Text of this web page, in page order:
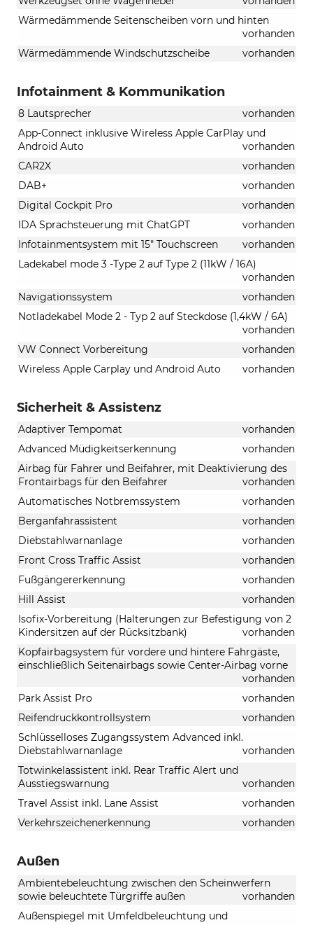
Wärmedämmende Seitenscheiben vorn und hinten
vorhanden
Wärmedämmende Windschutzscheibe
vorhanden
Infotainment & Kommunikation
8 Lautsprecher
vorhanden
App-Connect inklusive Wireless Apple CarPlay und
Android Auto
vorhanden
CAR2X
vorhanden
DAB+
vorhanden
Digital Cockpit Pro
vorhanden
IDA Sprachsteuerung mit ChatGPT
vorhanden
Infotainmentsystem mit 15" Touchscreen
vorhanden
Ladekabel mode 3 -Type 2 auf Type 2 (11kW / 16A)
vorhanden
Navigationssystem
vorhanden
Notladekabel Mode 2 - Typ 2 auf Steckdose (1,4kW / 6A)
vorhanden
VW Connect Vorbereitung
vorhanden
Wireless Apple Carplay und Android Auto
vorhanden
Sicherheit & Assistenz
Adaptiver Tempomat
vorhanden
Advanced Müdigkeitserkennung
vorhanden
Airbag für Fahrer und Beifahrer, mit Deaktivierung des
Frontairbags für den Beifahrer
vorhanden
Automatisches Notbremssystem
vorhanden
Berganfahrassistent
vorhanden
Diebstahlwarnanlage
vorhanden
Front Cross Traffic Assist
vorhanden
Fußgängererkennung
vorhanden
Hill Assist
vorhanden
Isofix-Vorbereitung (Halterungen zur Befestigung von 2
Kindersitzen auf der Rücksitzbank)
vorhanden
Kopfairbagsystem für vordere und hintere Fahrgäste,
einschließlich Seitenairbags sowie Center-Airbag vorne
vorhanden
Park Assist Pro
vorhanden
Reifendruckkontrollsystem
vorhanden
Schlüsselloses Zugangssystem Advanced inkl.
Diebstahlwarnanlage
vorhanden
Totwinkelassistent inkl. Rear Traffic Alert und
Ausstiegswarnung
vorhanden
Travel Assist inkl. Lane Assist
vorhanden
Verkehrszeichenerkennung
vorhanden
Außen
Ambientebeleuchtung zwischen den Scheinwerfern
sowie beleuchtete Türgriffe außen
vorhanden
Außenspiegel mit Umfeldbeleuchtung und